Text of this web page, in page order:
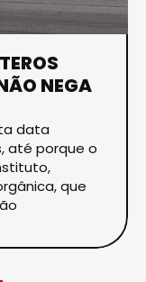
NEGA
data
até porque o
que